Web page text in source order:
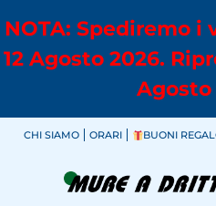
NOTA: Spediremo
12 Agosto 2026.
Agosto
CHI SIAMO ORARI BUONI